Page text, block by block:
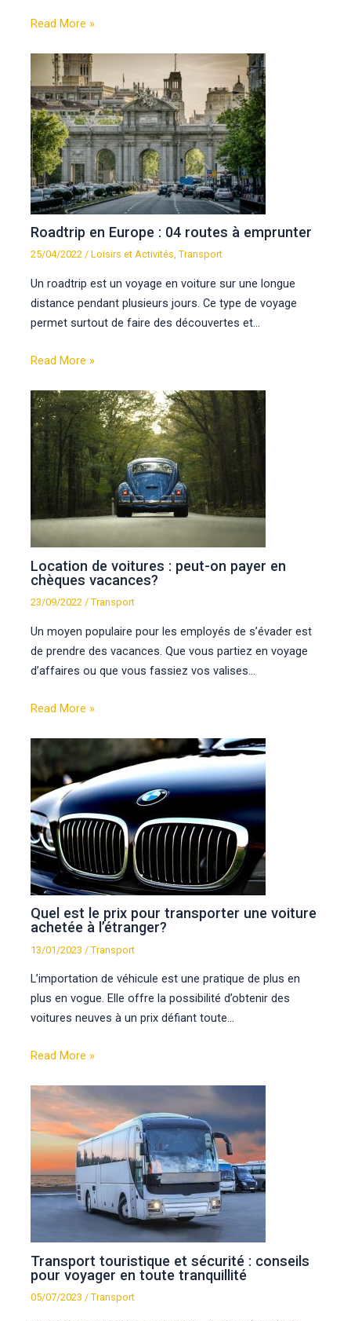
Read More »
Roadtrip en Europe : 04 routes à emprunter
25/04/2022/Loisirs et Activités,Transport
Un roadtrip est un voyage en voiture sur une longue
distance pendant plusieurs jours. Ce type de voyage
permet surtout de faire des découvertes et…
Read More »
Location de voitures : peut-on payer en
chèques vacances?
23/09/2022 /Transport
Un moyen populaire pour les employés de s’évader est
de prendre des vacances. Que vous partiez en voyage
d’affaires ou que vous fassiez vos valises…
Read More »
Quel est le prix pour transporter une voiture
achetée à l’étranger?
13/01/2023 /Transport
L’importation de véhicule est une pratique de plus en
plus en vogue. Elle offre la possibilité d’obtenir des
voitures neuves à un prix défiant toute…
Read More »
Transport touristique et sécurité : conseils
pour voyager en toute tranquillité
05/07/2023/Transport